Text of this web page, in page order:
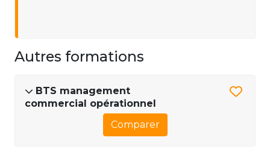
Autres formations
BTS management
commercial opérationnel
Comparer